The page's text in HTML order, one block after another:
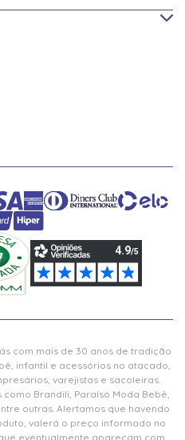
com mais de 30 anos de tradição
infantil e acessórios no atacado,
varejistas e sacoleiras.
Brandili, Paraíso Moda Bebê,
outras. Alertamos que havendo
valerá o preço informado no
eventualmente apareçam com